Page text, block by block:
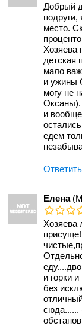
Добрый
место.
Хозяева
детская
мало
и ужины
могу не
Оксаны).
и
едем
Ответить
Елена
Хозяева
и горки
без
сюда......